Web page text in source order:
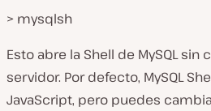
> mysqlsh
Esto abre la Shell de MySQL sin
servidor. Por defecto, MySQL
JavaScript, pero puedes